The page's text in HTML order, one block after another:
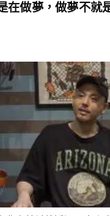
在做夢，做夢不就